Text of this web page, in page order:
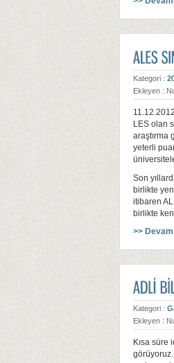
Kategori :
Ekleyen :
LES olan
araştırma
yeterli
Son
birlikte
itibaren
birlikte
>>
Kategori :
Ekleyen :
Kısa süre